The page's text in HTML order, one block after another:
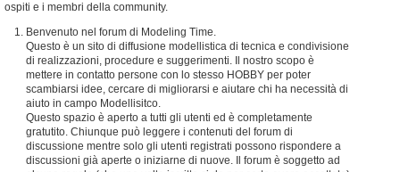
ospiti e i membri della community.
Benvenuto nel forum di Modeling Time.
Questo è un sito di diffusione modellistica di tecnica e condivisione
di realizzazioni, procedure e suggerimenti. Il nostro scopo è
mettere in contatto persone con lo stesso HOBBY per poter
scambiarsi idee, cercare di migliorarsi e aiutare chi ha necessità di
aiuto in campo Modellisitco.
Questo spazio è aperto a tutti gli utenti ed è completamente
gratutito. Chiunque può leggere i contenuti del forum di
discussione mentre solo gli utenti registrati possono rispondere a
discussioni già aperte o iniziarne di nuove. Il forum è soggetto ad